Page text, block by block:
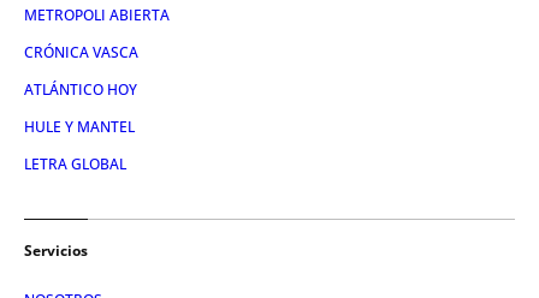
METROPOLI ABIERTA
CRÓNICA VASCA
ATLÁNTICO HOY
HULE Y MANTEL
LETRA GLOBAL
Servicios